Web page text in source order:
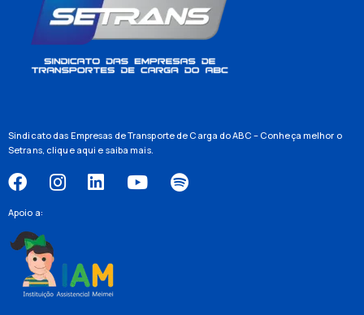
Sindicato das Empresas de Transporte de Carga do ABC – Conheça melhor o
Setrans, clique aqui e saiba mais.
Apoio a: